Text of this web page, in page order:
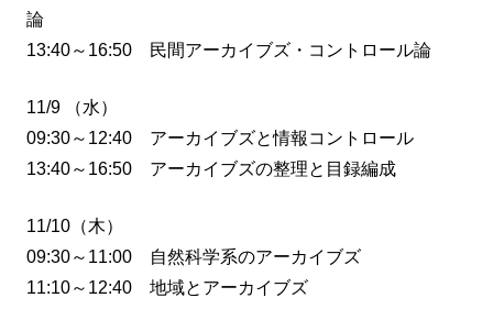
論
13:40～16:50 民間アーカイブズ・コントロール論
11/9 （水）
09:30～12:40 アーカイブズと情報コントロール
13:40～16:50 アーカイブズの整理と目録編成
11/10（木）
09:30～11:00 自然科学系のアーカイブズ
11:10～12:40 地域とアーカイブズ